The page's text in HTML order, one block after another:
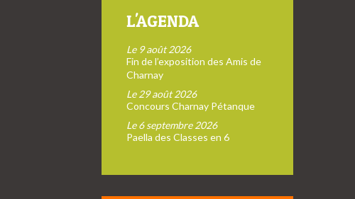
L'AGENDA
Le 9 août 2026
Fin de l’exposition des Amis de
Charnay
Le 29 août 2026
Concours Charnay Pétanque
Le 6 septembre 2026
Paella des Classes en 6